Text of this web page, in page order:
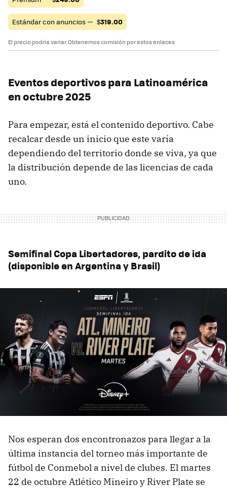
Estándar con anuncios — $319.00
El precio podría variar. Obtenemos comisión por estos enlaces
Eventos deportivos para Latinoamérica
en octubre 2025
Para empezar, está el contenido deportivo. Cabe
recalcar desde un inicio que este varía
dependiendo del territorio donde se viva, ya que
la distribución depende de las licencias de cada
uno.
Semifinal Copa Libertadores, pardito de ida
(disponible enArgentina y Brasil)
Nos esperan dos encontronazos para llegar a la
última instancia del torneo más importante de
fútbol de Conmebol a nivel de clubes. El martes
22 de octubre Atlético Mineiro y River Plate se